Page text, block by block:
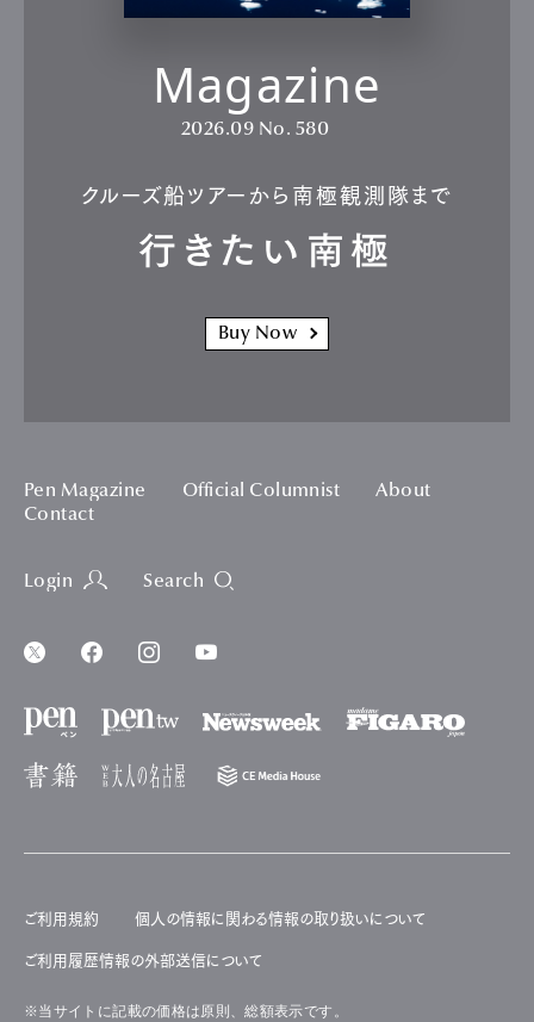
Magazine
2026.09 No. 580
クルーズ船ツアーから南極観測隊まで
行きたい南極
Buy Now
Pen Magazine Official Columnist
About
Contact
Login Search
ご利用規約 個人の情報に関わる情報の取り扱いについて
ご利用履歴情報の外部送信について
※当サイトに記載の価格は原則、総額表示です。